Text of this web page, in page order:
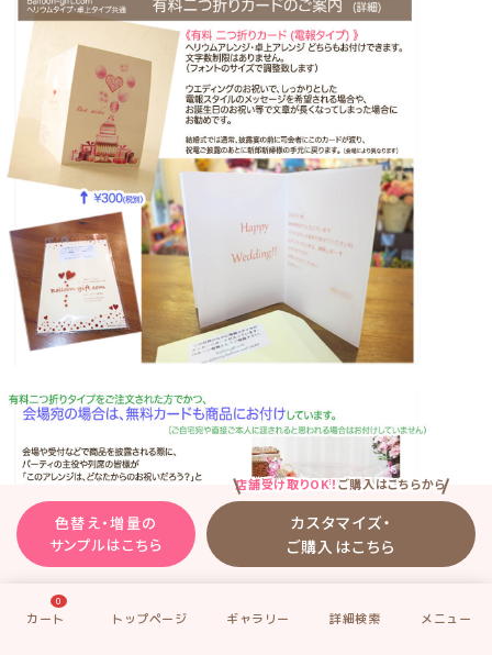
色替え・増量の
サンプルはこちら
店舗受け取りOK！ご購入はこちらから
カスタマイズ・
ご購入はこちら
0